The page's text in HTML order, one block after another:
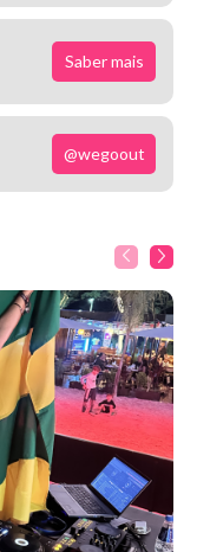
Saber mais
@wegoout